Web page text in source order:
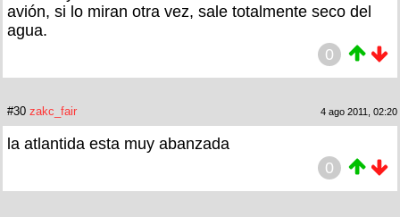
avión, si lo miran otra vez, sale totalmente seco del
agua.
0
#30 zakc_fair 4 ago 2011, 02:20
la atlantida esta muy abanzada
0